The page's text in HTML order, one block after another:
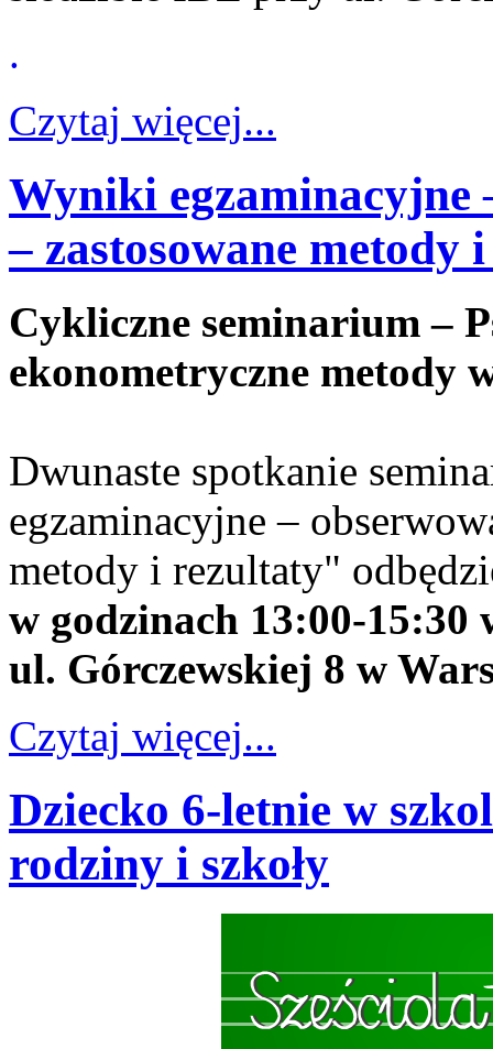
.
Czytaj więcej...
Wyniki egzaminacyjne
– zastosowane
Cykliczne seminarium –
ekonometryczne metody
Dwunaste spotkanie
egzaminacyjne –
metody i rezultaty"
w godzinach 13:00-
ul. Górczewskiej 8 w
Czytaj więcej...
Dziecko 6-letnie w
rodziny i szkoły